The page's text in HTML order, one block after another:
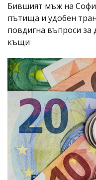
Бившият мъж на
пътища и удобен
повдигна въпроси за
къщи